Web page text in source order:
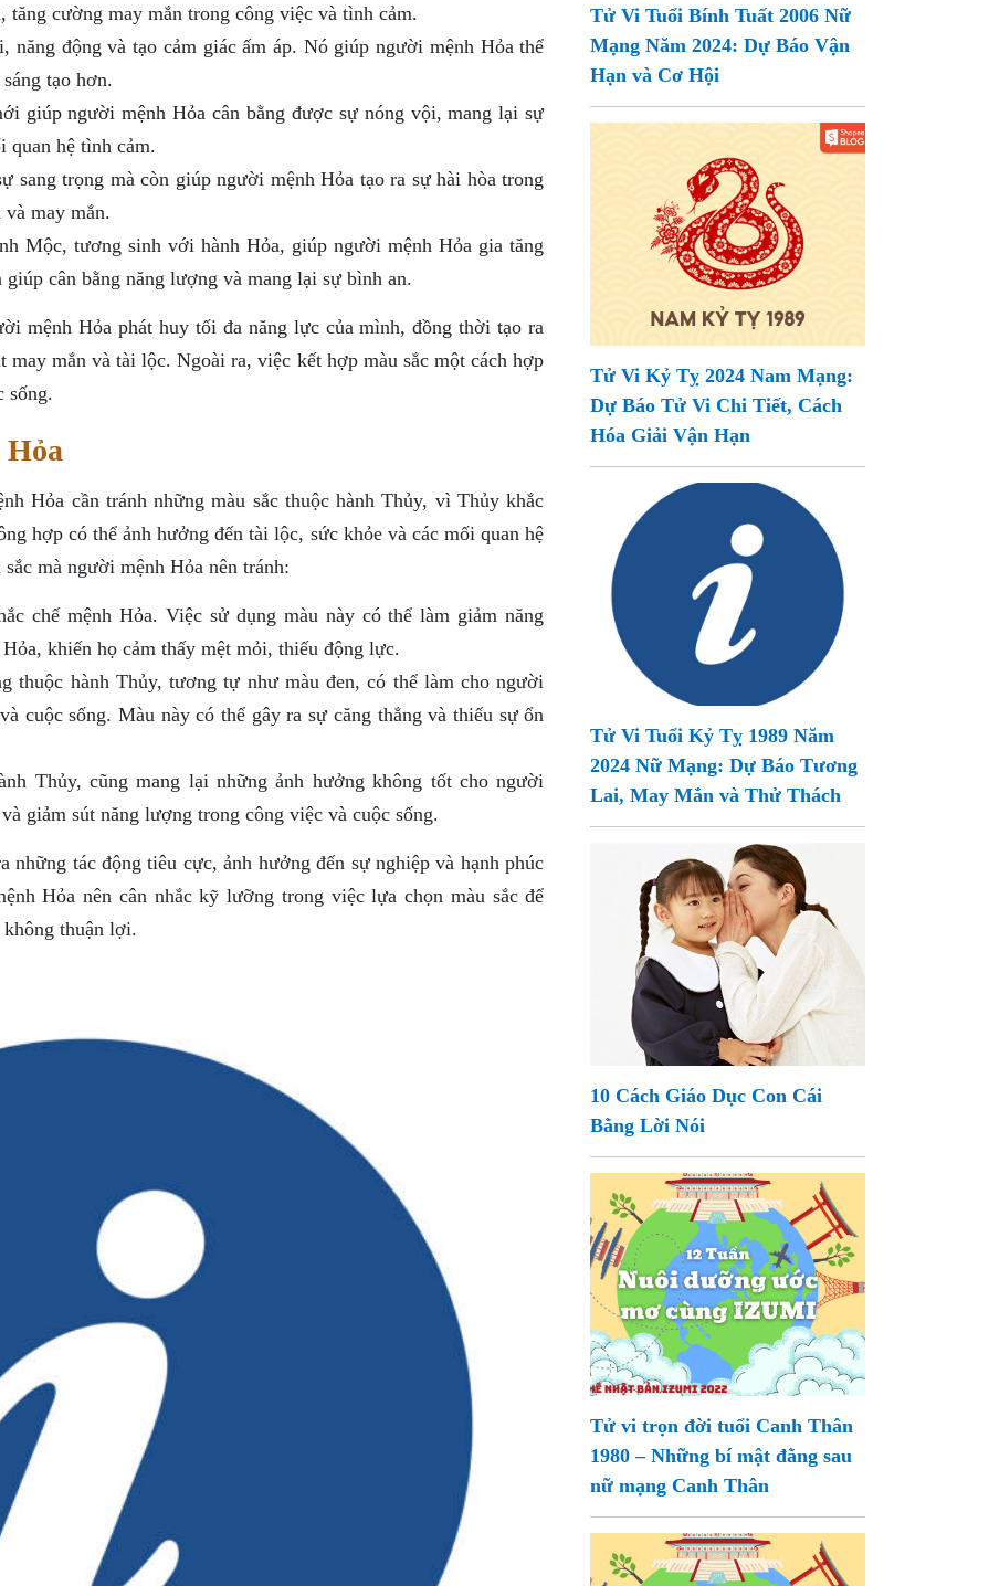
cường may mắn trong công việc và tình cảm.
năng động và tạo cảm giác ấm áp. Nó giúp người mệnh Hỏa thể
tạo hơn.
giúp người mệnh Hỏa cân bằng được sự nóng vội, mang lại sự
quan hệ tình cảm.
sang trọng mà còn giúp người mệnh Hỏa tạo ra sự hài hòa trong
may mắn.
Mộc, tương sinh với hành Hỏa, giúp người mệnh Hỏa gia tăng
cân bằng năng lượng và mang lại sự bình an.
mệnh Hỏa phát huy tối đa năng lực của mình, đồng thời tạo ra
mắn và tài lộc. Ngoài ra, việc kết hợp màu sắc một cách hợp
sống.
Hỏa cần tránh những màu sắc thuộc hành Thủy, vì Thủy khắc
hợp có thể ảnh hưởng đến tài lộc, sức khỏe và các mối quan hệ
mà người mệnh Hỏa nên tránh:
chế mệnh Hỏa. Việc sử dụng màu này có thể làm giảm năng
khiến họ cảm thấy mệt mỏi, thiếu động lực.
thuộc hành Thủy, tương tự như màu đen, có thể làm cho người
cuộc sống. Màu này có thể gây ra sự căng thẳng và thiếu sự ổn
Thủy, cũng mang lại những ảnh hưởng không tốt cho người
giảm sút năng lượng trong công việc và cuộc sống.
những tác động tiêu cực, ảnh hưởng đến sự nghiệp và hạnh phúc
Hỏa nên cân nhắc kỹ lưỡng trong việc lựa chọn màu sắc để
không thuận lợi.
Tử Vi Tuổi Bính Tuất 2006 Nữ
Mạng Năm 2024: Dự Báo Vận
Hạn và Cơ Hội
Tử Vi Kỷ Tỵ 2024 Nam Mạng:
Dự Báo Tử Vi Chi Tiết, Cách
Hóa Giải Vận Hạn
Tử Vi Tuổi Kỷ Tỵ 1989 Năm
2024 Nữ Mạng: Dự Báo Tương
Lai, May Mắn và Thử Thách
10 Cách Giáo Dục Con Cái
Bằng Lời Nói
Tử vi trọn đời tuổi Canh Thân
1980 – Những bí mật đằng sau
nữ mạng Canh Thân